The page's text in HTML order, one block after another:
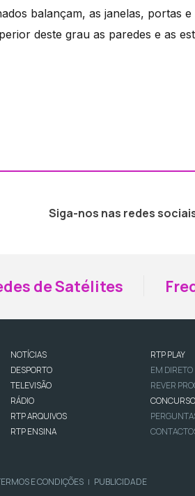
balançam, as janelas, portas
deste grau as paredes e as
Siga-nos nas redes
de Satélites
NOTÍCIAS
DESPORTO
TELEVISÃO
RÁDIO
RTP ARQUIVOS
RTP ENSINA
RTP PLAY
EM DIRETO
REVER
E CONDIÇÕES | PUBLICIDADE